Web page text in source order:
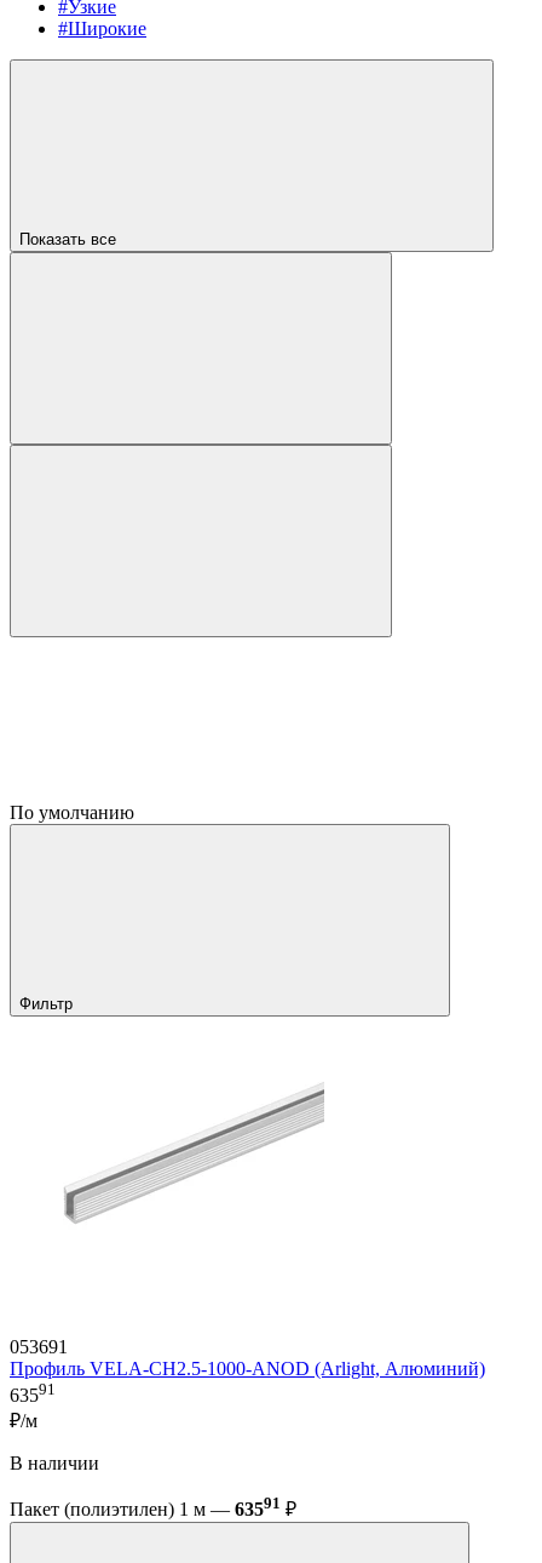
#Узкие
#Широкие
Показать все
По умолчанию
Фильтр
053691
Профиль VELA-CH2.5-1000-ANOD (Arlight, Алюминий)
63591
₽/м
В наличии
Пакет (полиэтилен) 1 м — 63591 ₽